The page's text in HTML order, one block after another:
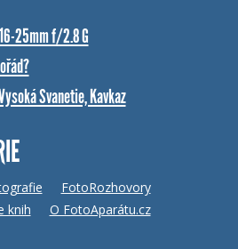
25mm f/2.8 G
Svanetie, Kavkaz
FotoRozhovory
knih O FotoAparátu.cz